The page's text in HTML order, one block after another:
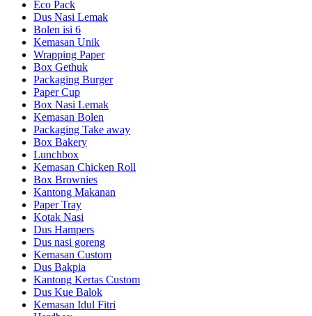
Eco Pack
Dus Nasi Lemak
Bolen isi 6
Kemasan Unik
Wrapping Paper
Box Gethuk
Packaging Burger
Paper Cup
Box Nasi Lemak
Kemasan Bolen
Packaging Take away
Box Bakery
Lunchbox
Kemasan Chicken Roll
Box Brownies
Kantong Makanan
Paper Tray
Kotak Nasi
Dus Hampers
Dus nasi goreng
Kemasan Custom
Dus Bakpia
Kantong Kertas Custom
Dus Kue Balok
Kemasan Idul Fitri